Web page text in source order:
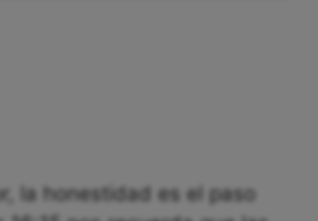
la honestidad es el paso